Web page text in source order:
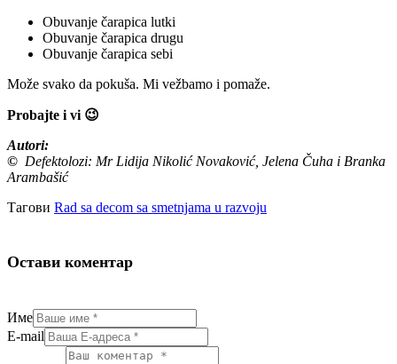
Obuvanje čarapica lutki
Obuvanje čarapica drugu
Obuvanje čarapica sebi
Može svako da pokuša. Mi vežbamo i pomaže.
Probajte i vi 😉
Autori:
© Defektolozi: Mr Lidija Nikolić Novaković, Jelena Čuha i Branka
Arambašić
Тагови Rad sa decom sa smetnjama u razvoju
Остави коментар
Име
E-mail